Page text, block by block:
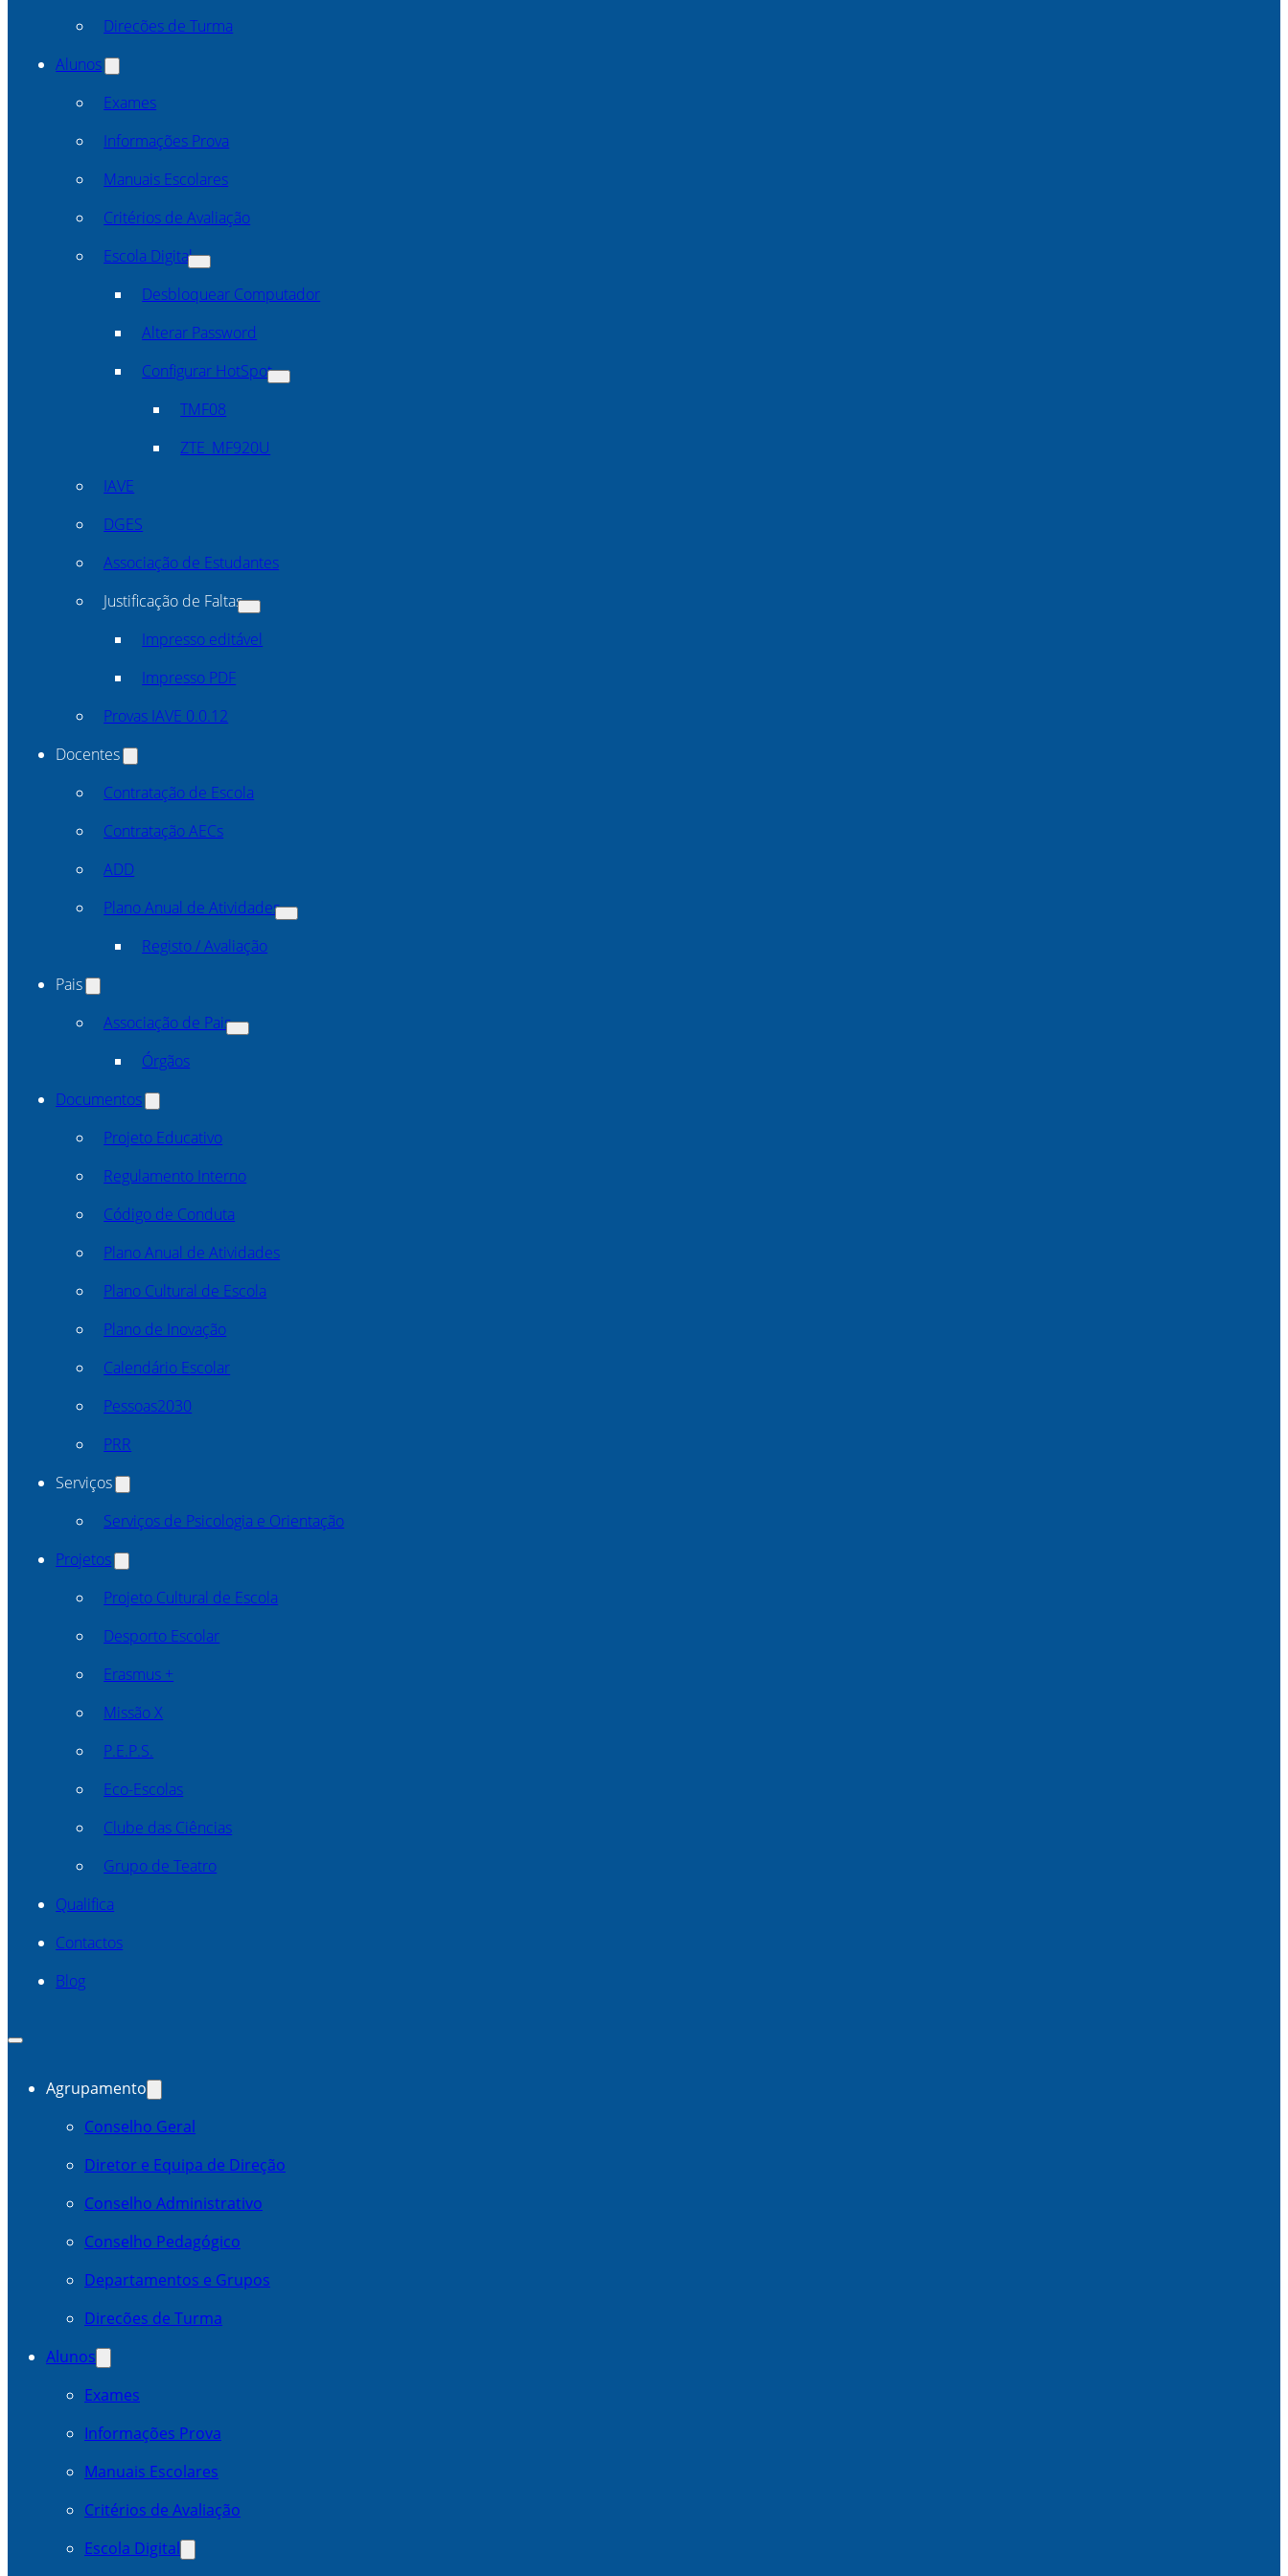
Direcões de Turma
Alunos
Exames
Informações Prova
Manuais Escolares
Critérios de Avaliação
Escola Digital
Desbloquear Computador
Alterar Password
Configurar HotSpot
TMF08
ZTE_MF920U
IAVE
DGES
Associação de Estudantes
Justificação de Faltas
Impresso editável
Impresso PDF
Provas IAVE 0.0.12
Docentes
Contratação de Escola
Contratação AECs
ADD
Plano Anual de Atividades
Registo / Avaliação
Pais
Associação de Pais
Órgãos
Documentos
Projeto Educativo
Regulamento Interno
Código de Conduta
Plano Anual de Atividades
Plano Cultural de Escola
Plano de Inovação
Calendário Escolar
Pessoas2030
PRR
Serviços
Serviços de Psicologia e Orientação
Projetos
Projeto Cultural de Escola
Desporto Escolar
Erasmus +
Missão X
P.E.P.S.
Eco-Escolas
Clube das Ciências
Grupo de Teatro
Qualifica
Contactos
Blog
Agrupamento
Conselho Geral
Diretor e Equipa de Direção
Conselho Administrativo
Conselho Pedagógico
Departamentos e Grupos
Direcões de Turma
Alunos
Exames
Informações Prova
Manuais Escolares
Critérios de Avaliação
Escola Digital